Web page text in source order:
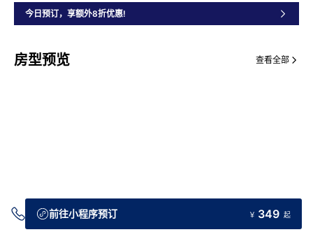
今日预订，享额外8折优惠!
房型预览 查看全部
前往小程序预订 ￥ 349 起